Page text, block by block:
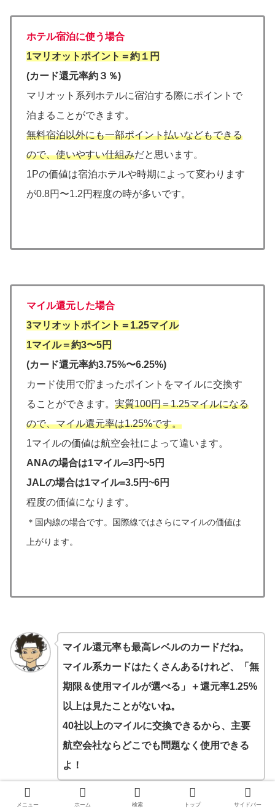
ホテル宿泊に使う場合
1マリオットポイント＝約１円
(カード還元率約３％)
マリオット系列ホテルに宿泊する際にポイントで
泊まることができます。
無料宿泊以外にも一部ポイント払いなどもできる
ので、使いやすい仕組みだと思います。
1Pの価値は宿泊ホテルや時期によって変わります
が0.8円〜1.2円程度の時が多いです。
マイル還元した場合
3マリオットポイント＝1.25マイル
1マイル＝約3〜5円
(カード還元率約3.75%〜6.25%)
カード使用で貯まったポイントをマイルに交換す
ることができます。 実質100円＝1.25マイルになる
ので、マイル還元率は1.25%です。
1マイルの価値は航空会社によって違います。
ANAの場合は1マイル=3円~5円
JALの場合は1マイル=3.5円~6円
程度の価値になります。
＊国内線の場合です。国際線ではさらにマイルの価値は
上がります。
マイル還元率も最高レベルのカードだね。
マイル系カードはたくさんあるけれど、「無
期限＆使用マイルが選べる」＋還元率1.25%
以上は見たことがないね。
40社以上のマイルに交換できるから、主要
航空会社ならどこでも問題なく使用できる
よ！
メニュー ホーム 検索 トップ サイドバー